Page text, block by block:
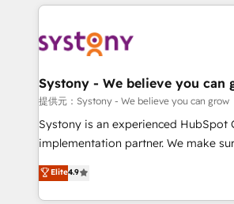
beyond spreadsheets into unified
drive real business results.
HubSpot Elite Partner—trusted by
Implementation & Migration
Station, Freshdesk, Intercom, and
objects, automations, and
growth. 🚀 AI-Driven GTM Orchestration Unify
HubSpot with LinkedIn, WhatsApp,
Agent Development Deploy AI agents
prospecting, follow-ups, service
Systony - We believe you can
提供元：Systony - We believe you can grow
Systony is an experienced HubSpot
implementation partner. We make
organization's needs and goals first
with your organization. We are only
you are too. Why Systony? - 20+ years of
Elite4.9